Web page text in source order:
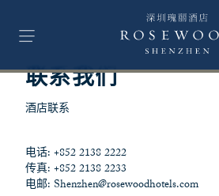
联系我们
酒店联系
电话: +852 2138 2222
传真: +852 2138 2233
电邮: Shenzhen@rosewoodhotels.com